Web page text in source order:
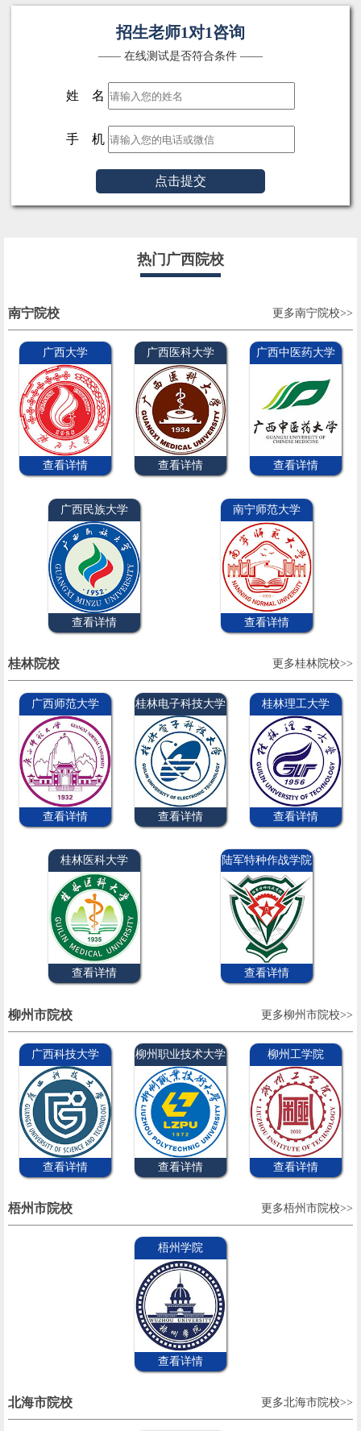
招生老师1对1咨询
—— 在线测试是否符合条件 ——
姓 名
手 机
点击提交
热门广西院校
南宁院校 更多南宁院校>>
广西大学
查看详情
广西医科大学
查看详情
广西中医药大学
查看详情
广西民族大学
查看详情
南宁师范大学
查看详情
桂林院校 更多桂林院校>>
广西师范大学
查看详情
桂林电子科技大学
查看详情
桂林理工大学
查看详情
桂林医科大学
查看详情
陆军特种作战学院
查看详情
柳州市院校 更多柳州市院校>>
广西科技大学
查看详情
柳州职业技术大学
查看详情
柳州工学院
查看详情
梧州市院校 更多梧州市院校>>
梧州学院
查看详情
北海市院校 更多北海市院校>>